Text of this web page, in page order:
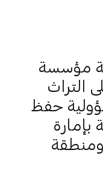
مؤسسة
التراث
حفظ
بإمارة
ومنطقة